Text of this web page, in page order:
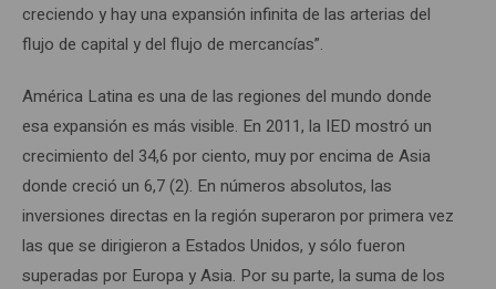
creciendo y hay una expansión infinita de las arterias del
flujo de capital y del flujo de mercancías”.
América Latina es una de las regiones del mundo donde
esa expansión es más visible. En 2011, la IED mostró un
crecimiento del 34,6 por ciento, muy por encima de Asia
donde creció un 6,7 (2). En números absolutos, las
inversiones directas en la región superaron por primera vez
las que se dirigieron a Estados Unidos, y sólo fueron
superadas por Europa y Asia. Por su parte, la suma de los